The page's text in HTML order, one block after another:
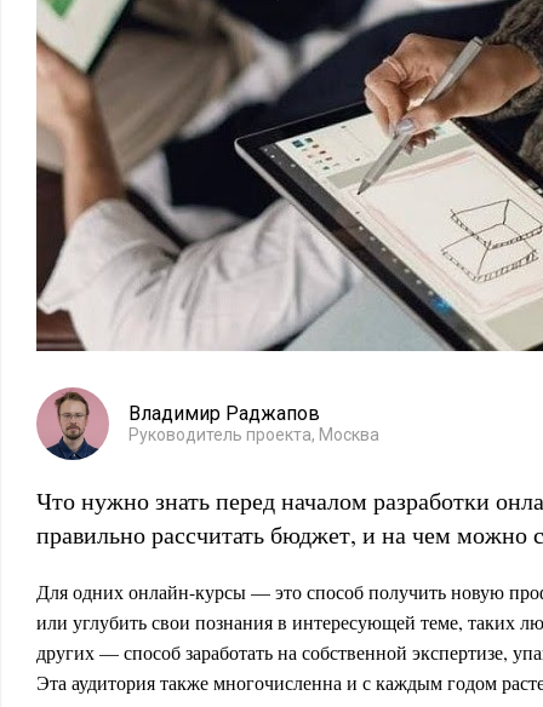
Владимир Раджапов
Руководитель проекта, Москва
Что нужно знать перед началом разработки
правильно рассчитать бюджет, и на чем можно
Для одних онлайн-курсы — это способ получить новую
или углубить свои познания в интересующей теме, таких
других — способ заработать на собственной экспертизе,
Эта аудитория также многочисленна и с каждым годом